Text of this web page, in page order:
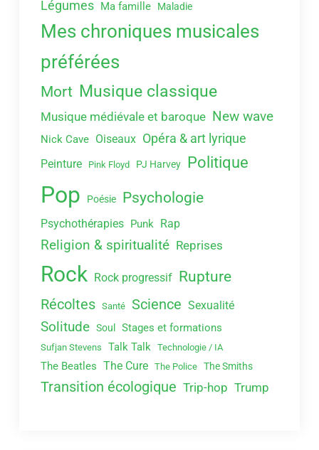
Légumes Ma famille Maladie
Mes chroniques musicales
préférées
Mort Musique classique
Musique médiévale et baroque New wave
Nick Cave Oiseaux Opéra & art lyrique
Peinture Pink Floyd PJ Harvey Politique
Pop Poésie Psychologie
Psychothérapies Punk Rap
Religion & spiritualité Reprises
Rock Rock progressif Rupture
Récoltes Santé Science Sexualité
Solitude Soul Stages et formations
Sufjan Stevens Talk Talk Technologie / IA
The Beatles The Cure The Police The Smiths
Transition écologique Trip-hop Trump